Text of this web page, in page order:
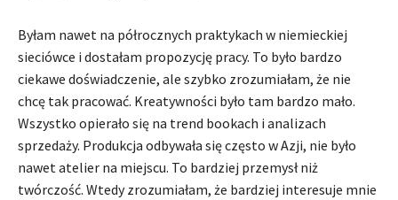
Byłam nawet na półrocznych praktykach w niemieckiej
sieciówce i dostałam propozycję pracy. To było bardzo
ciekawe doświadczenie, ale szybko zrozumiałam, że nie
chcę tak pracować. Kreatywności było tam bardzo mało.
Wszystko opierało się na trend bookach i analizach
sprzedaży. Produkcja odbywała się często w Azji, nie było
nawet atelier na miejscu. To bardziej przemysł niż
twórczość. Wtedy zrozumiałam, że bardziej interesuje mnie